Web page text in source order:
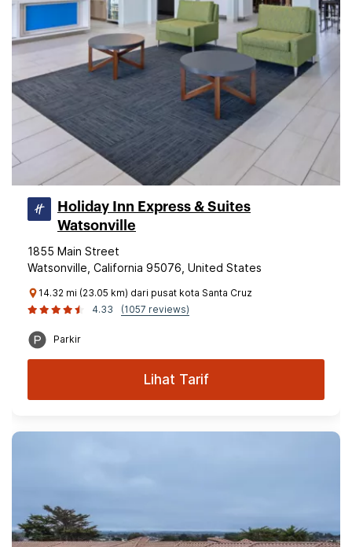
Holiday Inn Express & Suites
Watsonville
1855 Main Street
Watsonville, California 95076, United States
14.32 mi (23.05 km) dari pusat kota Santa Cruz
4.33
(1057 reviews)
Parkir
Lihat Tarif